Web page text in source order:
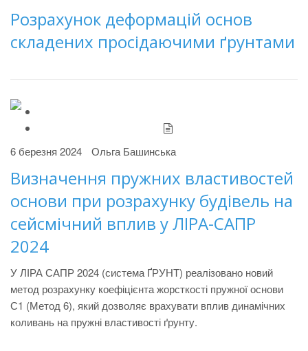
Розрахунок деформацій основ
складених просідаючими ґрунтами
6 березня 2024 Ольга Башинська
Визначення пружних властивостей
основи при розрахунку будівель на
сейсмічний вплив у ЛІРА-САПР
2024
У ЛІРА САПР 2024 (система ҐРУНТ) реалізовано новий
метод розрахунку коефіцієнта жорсткості пружної основи
С1 (Метод 6), який дозволяє врахувати вплив динамічних
коливань на пружні властивості ґрунту.